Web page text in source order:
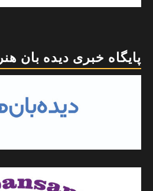
پایگاه خبری دیده بان هنر